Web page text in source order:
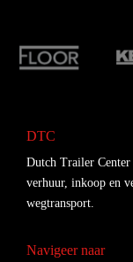
DTC
Dutch Trailer Center
verhuur, inkoop en
wegtransport.
Navigeer naar